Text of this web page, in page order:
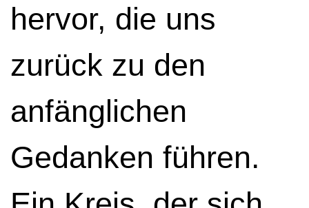
hervor, die uns
zurück zu den
anfänglichen
Gedanken führen.